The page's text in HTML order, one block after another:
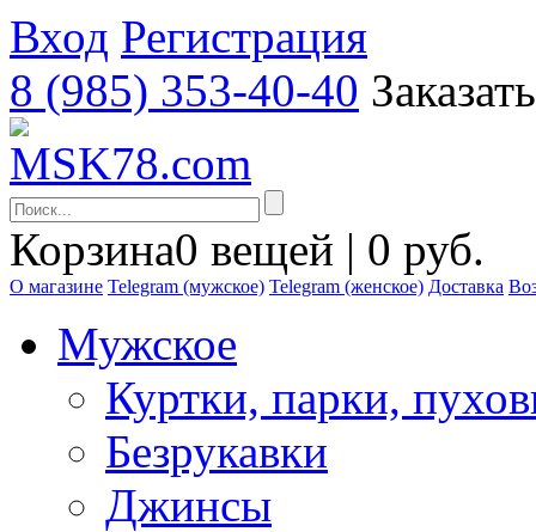
Вход Регистрация
8 (985) 353-40-40
Корзина0 вещей | 0 руб.
О магазине Telegram (мужское) Telegram (женское) Доставка
Мужское
Куртки, парки,
Безрукавки
Джинсы